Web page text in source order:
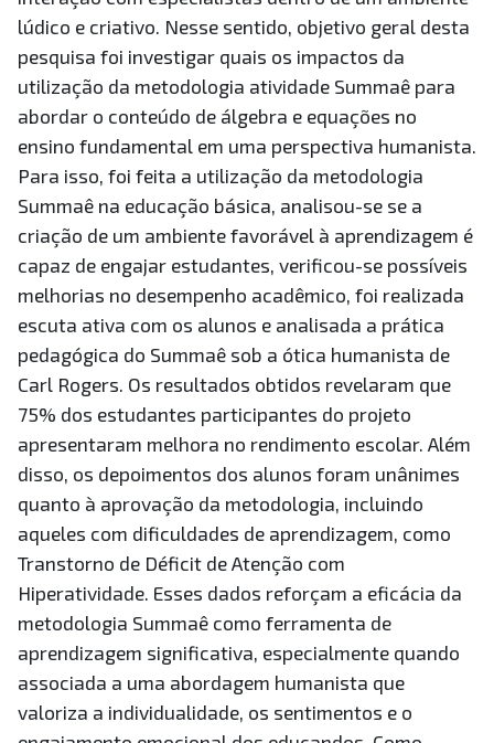
lúdico e criativo. Nesse sentido, objetivo geral desta
pesquisa foi investigar quais os impactos da
utilização da metodologia atividade Summaê para
abordar o conteúdo de álgebra e equações no
ensino fundamental em uma perspectiva humanista.
Para isso, foi feita a utilização da metodologia
Summaê na educação básica, analisou-se se a
criação de um ambiente favorável à aprendizagem é
capaz de engajar estudantes, verificou-se possíveis
melhorias no desempenho acadêmico, foi realizada
escuta ativa com os alunos e analisada a prática
pedagógica do Summaê sob a ótica humanista de
Carl Rogers. Os resultados obtidos revelaram que
75% dos estudantes participantes do projeto
apresentaram melhora no rendimento escolar. Além
disso, os depoimentos dos alunos foram unânimes
quanto à aprovação da metodologia, incluindo
aqueles com dificuldades de aprendizagem, como
Transtorno de Déficit de Atenção com
Hiperatividade. Esses dados reforçam a eficácia da
metodologia Summaê como ferramenta de
aprendizagem significativa, especialmente quando
associada a uma abordagem humanista que
valoriza a individualidade, os sentimentos e o